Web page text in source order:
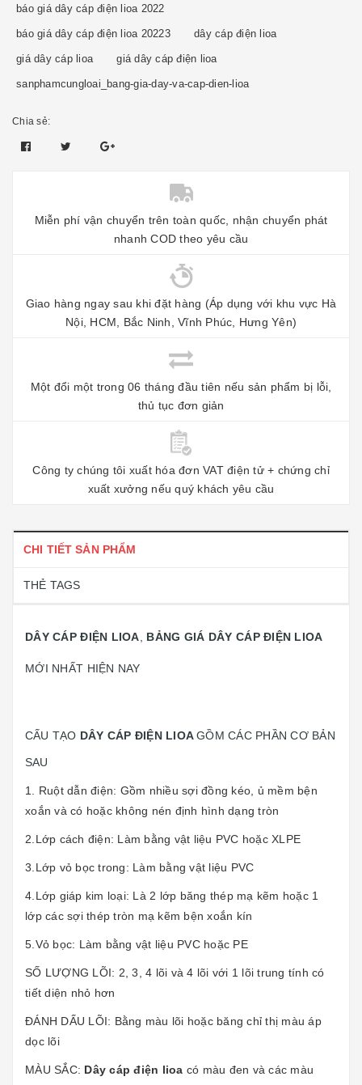
báo giá dây cáp điện lioa 2022
báo giá dây cáp điện lioa 20223 dây cáp điện lioa
giá dây cáp lioa giá dây cáp điện lioa
sanphamcungloai_bang-gia-day-va-cap-dien-lioa
Chia sẻ:
Miễn phí vận chuyển trên toàn quốc, nhận chuyển phát
nhanh COD theo yêu cầu
Giao hàng ngay sau khi đặt hàng (Áp dụng với khu vực Hà
Nội, HCM, Bắc Ninh, Vĩnh Phúc, Hưng Yên)
Một đổi một trong 06 tháng đầu tiên nếu sản phẩm bị lỗi,
thủ tục đơn giản
Công ty chúng tôi xuất hóa đơn VAT điện tử + chứng chỉ
xuất xưởng nếu quý khách yêu cầu
CHI TIẾT SẢN PHẨM
THẺ TAGS
DÂY CÁP ĐIỆN LIOA BẢNG GIÁ DÂY CÁP ĐIỆN LIOA
MỚI NHẤT HIỆN NAY
CẤU TẠO DÂY CÁP ĐIỆN LIOAGỒM CÁC PHẦN CƠ BẢN
SAU
1. Ruột dẫn điện: Gồm nhiều sợi đồng kéo, ủ mềm bện
xoắn và có hoặc không nén định hình dạng tròn
2.Lớp cách điện: Làm bằng vật liệu PVC hoặc XLPE
3.Lớp vỏ bọc trong: Làm bằng vật liệu PVC
4.Lớp giáp kim loại: Là 2 lớp băng thép mạ kẽm hoặc 1
lớp các sợi thép tròn mạ kẽm bện xoắn kín
5.Vỏ bọc: Làm bằng vật liệu PVC hoặc PE
SỐ LƯỢNG LÕI: 2, 3, 4 lõi và 4 lõi với 1 lõi trung tính có
tiết diện nhỏ hơn
ĐÁNH DẤU LÕI: Bằng màu lõi hoặc băng chỉ thị màu áp
dọc lõi
MÀU SẮC: Dây cáp điện lioa có màu đen và các màu